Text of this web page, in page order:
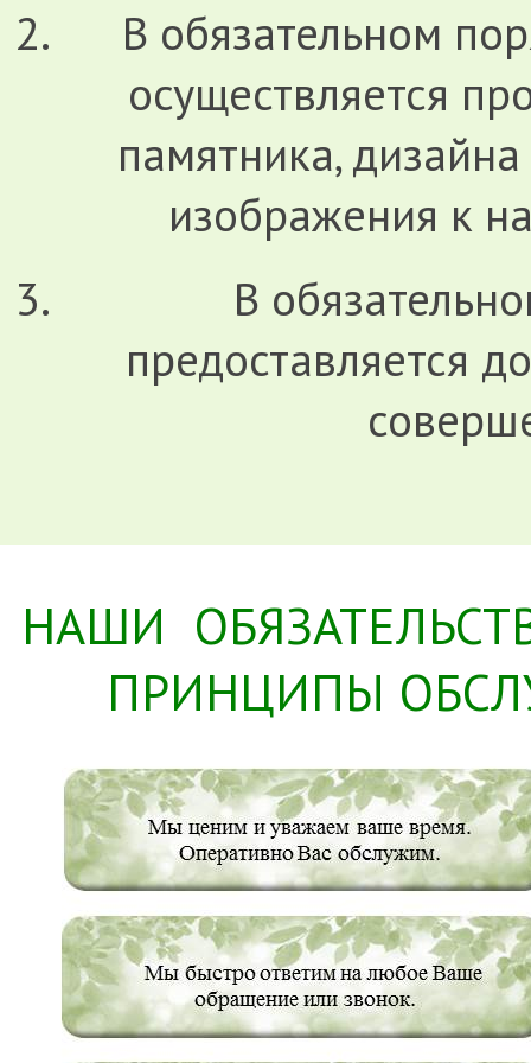
В обязательном
осуществляется
памятника,
изображения к
В
предоставляется
НАШИ
ПРИНЦИПЫ